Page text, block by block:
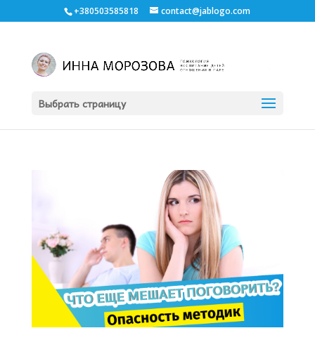
+380503585818 contact@jablogo.com
Выбрать страницу